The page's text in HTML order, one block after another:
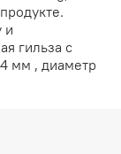
и
гильза с
мм , диаметр